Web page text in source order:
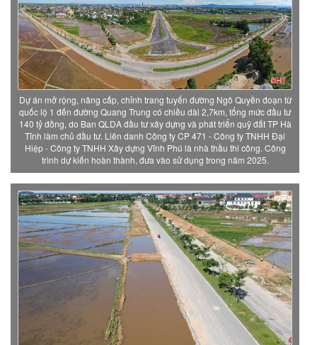
Dự án mở rộng, nâng cấp, chỉnh trang tuyến đường Ngô Quyền đoạn từ
quốc lộ 1 đến đường Quang Trung có chiều dài 2,7km, tổng mức đầu tư
140 tỷ đồng, do Ban QLDA đầu tư xây dựng và phát triển quỹ đất TP Hà
Tĩnh làm chủ đầu tư. Liên danh Công ty CP 471 - Công ty TNHH Đại
Hiệp - Công ty TNHH Xây dựng Vĩnh Phú là nhà thầu thi công. Công
trình dự kiến hoàn thành, đưa vào sử dụng trong năm 2025.